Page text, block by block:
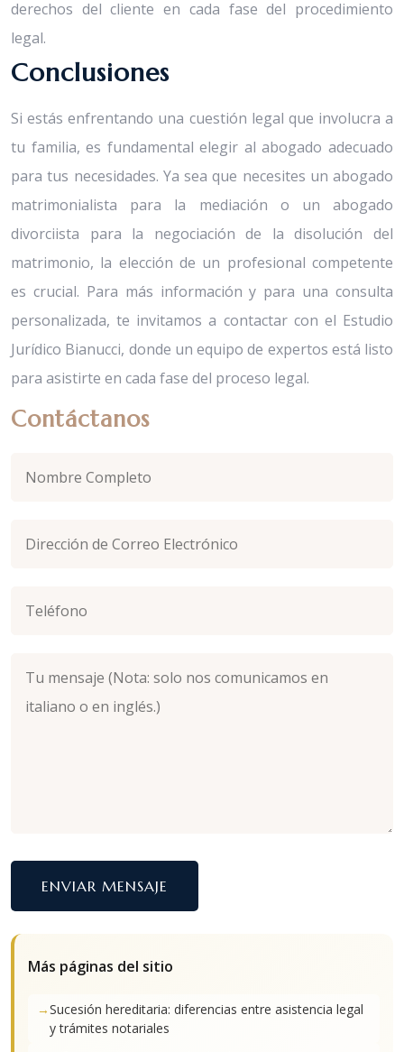
derechos del cliente en cada fase del procedimiento
legal.
Conclusiones
Si estás enfrentando una cuestión legal que involucra a
tu familia, es fundamental elegir al abogado adecuado
para tus necesidades. Ya sea que necesites un abogado
matrimonialista para la mediación o un abogado
divorciista para la negociación de la disolución del
matrimonio, la elección de un profesional competente
es crucial. Para más información y para una consulta
personalizada, te invitamos a contactar con el Estudio
Jurídico Bianucci, donde un equipo de expertos está listo
para asistirte en cada fase del proceso legal.
Contáctanos
ENVIAR MENSAJE
Más páginas del sitio
Sucesión hereditaria: diferencias entre asistencia legal
y trámites notariales